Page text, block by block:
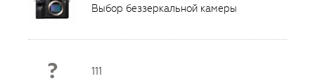
Выбор беззеркальной камеры
? 111